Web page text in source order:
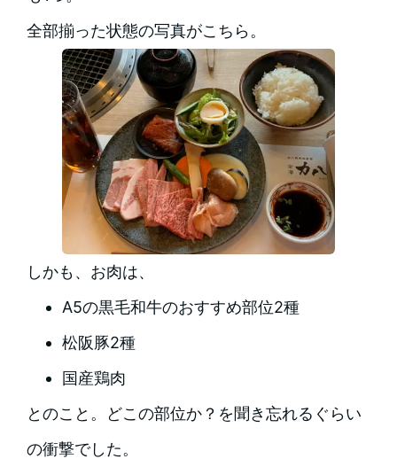
全部揃った状態の写真がこちら。
しかも、お肉は、
A5の黒毛和牛のおすすめ部位2種
松阪豚2種
国産鶏肉
とのこと。どこの部位か？を聞き忘れるぐらい
の衝撃でした。